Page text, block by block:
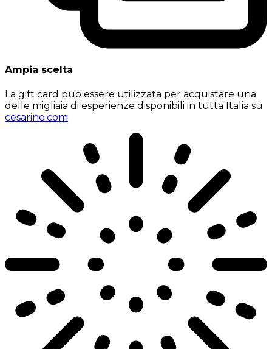
Ampia scelta
La gift card può essere utilizzata per acquistare una
delle migliaia di esperienze disponibili in tutta Italia su
cesarine.com